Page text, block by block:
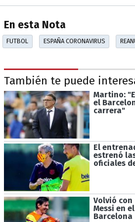
En esta Nota
FUTBOL ESPAÑA CORONAVIRUS
También te puede
Martino:
el
carrera"
El
estrenó
oficiales
Volvió
Messi en
Barcelona